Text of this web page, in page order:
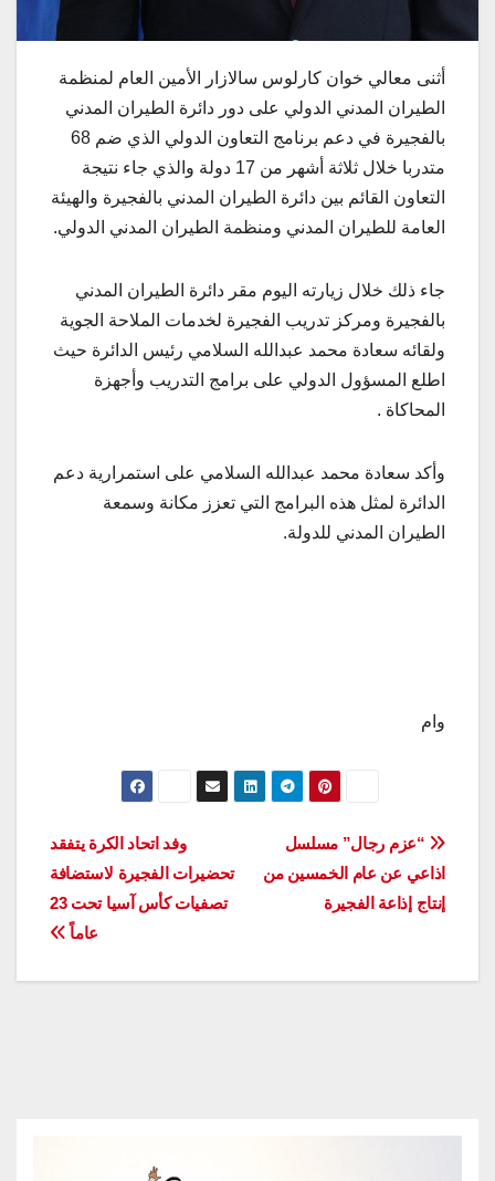
أثنى معالي خوان كارلوس سالازار الأمين العام لمنظمة
الطيران المدني الدولي على دور دائرة الطيران المدني
بالفجيرة في دعم برنامج التعاون الدولي الذي ضم 68
متدربا خلال ثلاثة أشهر من 17 دولة والذي جاء نتيجة
التعاون القائم بين دائرة الطيران المدني بالفجيرة والهيئة
العامة للطيران المدني ومنظمة الطيران المدني الدولي.
جاء ذلك خلال زيارته اليوم مقر دائرة الطيران المدني
بالفجيرة ومركز تدريب الفجيرة لخدمات الملاحة الجوية
ولقائه سعادة محمد عبدالله السلامي رئيس الدائرة حيث
اطلع المسؤول الدولي على برامج التدريب وأجهزة
المحاكاة .
وأكد سعادة محمد عبدالله السلامي على استمرارية دعم
الدائرة لمثل هذه البرامج التي تعزز مكانة وسمعة
الطيران المدني للدولة.
وام
تصفّح
المقالات
وفد اتحاد الكرة يتفقد
تحضيرات الفجيرة لاستضافة
تصفيات كأس آسيا تحت 23
عاماً
“عزم رجال” مسلسل
اذاعي عن عام الخمسين من
إنتاج إذاعة الفجيرة